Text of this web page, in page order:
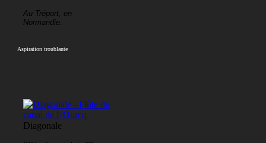
Au Tréport, en
Normandie.
Aspiration troublante
Diagonale